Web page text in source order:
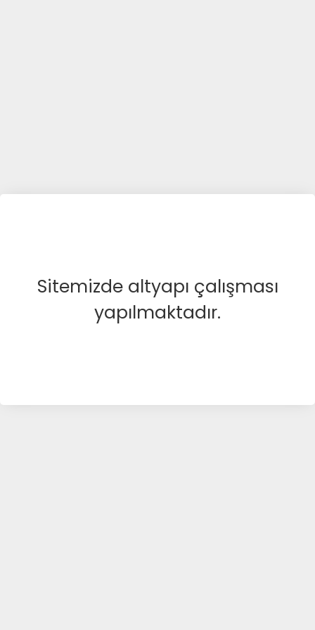
Sitemizde altyapı çalışması
yapılmaktadır.